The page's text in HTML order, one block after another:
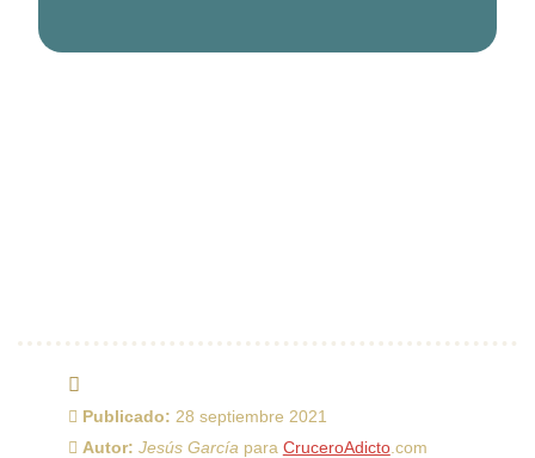
Publicado: 28 septiembre 2021
Autor: Jesús García para CruceroAdicto.com